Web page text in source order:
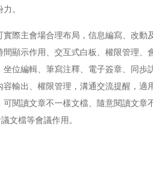
。
際主會場合理布局，信息編寫、改
顯示作用、交互式白板、權限管理
坐位編輯、筆寫注釋、電子簽章、同
容輸出、權限管理，溝通交流提醒，
閱讀文章不一樣文檔、隨意閱讀文
文檔等會議作用。